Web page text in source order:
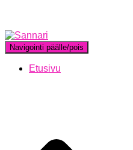
Navigointi päälle/pois
Etusivu